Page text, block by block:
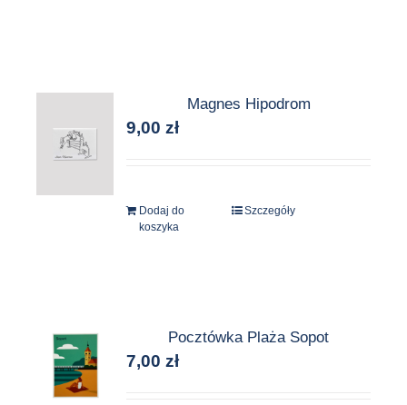
Magnes Hipodrom
9,00zł
Dodaj do
koszyka
Szczegóły
Pocztówka Plaża Sopot
7,00zł